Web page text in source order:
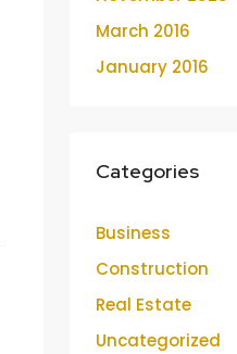
March 2016
January 2016
Categories
Business
Construction
Real Estate
Uncategorized